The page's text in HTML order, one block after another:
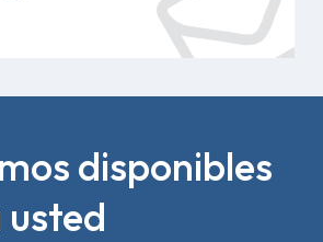
disponibles